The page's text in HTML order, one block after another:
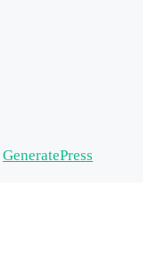
GeneratePress